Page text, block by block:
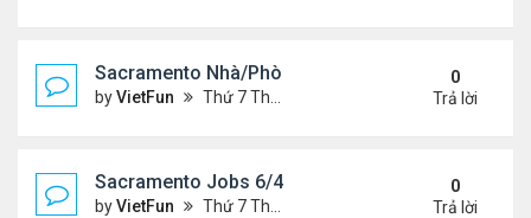
Sacramento Nhà/Phòng 6/4/21- 6/11/21
byVietFun Thứ 7 Tháng 6 05, 2021 10:13 am
0
Trả lời
Sacramento Jobs 6/4/21- 6/11/21
byVietFun Thứ 7 Tháng 6 05, 2021 10:12 am
0
Trả lời